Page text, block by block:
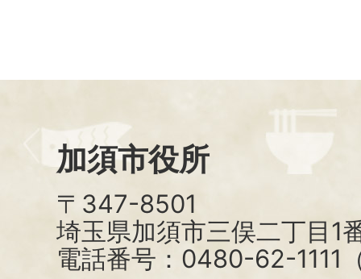
加須市役所
〒347-8501
埼玉県加須市三俣二丁目1
電話番号：0480-62-1111